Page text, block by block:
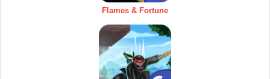
Flames & Fortune